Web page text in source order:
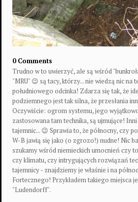
0 Comments
Trudno w to uwierzyć, ale są wśród
"MRU" 😉 są tacy, którzy... nie wiedzą nic na
południowego odcinka! Zdarza się tak, że
podziemnego jest tak silna, że przesłania
Oczywiście: ogrom systemu, jego
zastosowana tam technika, są ujmujące!
tajemnic... 😉 Sprawia to, że północny, czy
W-B jawią się jako (o zgrozo!) nudne! Nic
szukamy wśród niemieckich umocnień czy
czy klimatu, czy intrygujących rozwiązań
tajemnicy - znajdziemy je właśnie i na
Fortecznego! Przykładem takiego miejsca
"Ludendorff".